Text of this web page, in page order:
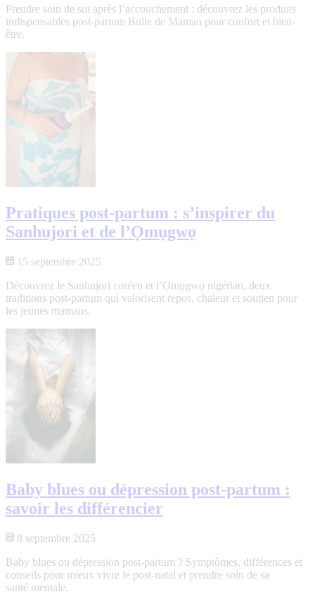
Prendre soin de soi après l’accouchement : découvrez les produits
indispensables post-partum Bulle de Maman pour confort et bien-
être.
Pratiques post-partum : s’inspirer du
Sanhujori et de l’Ọmụgwọ
15 septembre 2025
Découvrez le Sanhujori coréen et l’Ọmụgwọ nigérian, deux
traditions post-partum qui valorisent repos, chaleur et soutien pour
les jeunes mamans.
Baby blues ou dépression post-partum :
savoir les différencier
8 septembre 2025
Baby blues ou dépression post-partum ? Symptômes, différences et
conseils pour mieux vivre le post-natal et prendre soin de sa
santé mentale.